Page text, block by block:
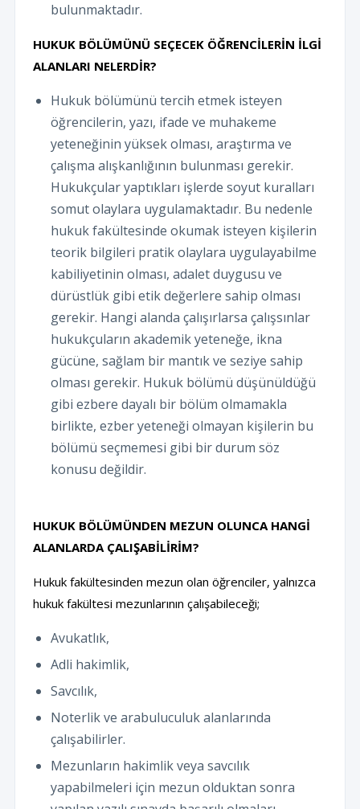
bulunmaktadır.
HUKUK BÖLÜMÜNÜ SEÇECEK ÖĞRENCİLERİN İLGİ
ALANLARI NELERDİR?
Hukuk bölümünü tercih etmek isteyen
öğrencilerin, yazı, ifade ve muhakeme
yeteneğinin yüksek olması, araştırma ve
çalışma alışkanlığının bulunması gerekir.
Hukukçular yaptıkları işlerde soyut kuralları
somut olaylara uygulamaktadır. Bu nedenle
hukuk fakültesinde okumak isteyen kişilerin
teorik bilgileri pratik olaylara uygulayabilme
kabiliyetinin olması, adalet duygusu ve
dürüstlük gibi etik değerlere sahip olması
gerekir. Hangi alanda çalışırlarsa çalışsınlar
hukukçuların akademik yeteneğe, ikna
gücüne, sağlam bir mantık ve seziye sahip
olması gerekir. Hukuk bölümü düşünüldüğü
gibi ezbere dayalı bir bölüm olmamakla
birlikte, ezber yeteneği olmayan kişilerin bu
bölümü seçmemesi gibi bir durum söz
konusu değildir.
HUKUK BÖLÜMÜNDEN MEZUN OLUNCA HANGİ
ALANLARDA ÇALIŞABİLİRİM?
Hukuk fakültesinden mezun olan öğrenciler, yalnızca
hukuk fakültesi mezunlarının çalışabileceği;
Avukatlık,
Adli hakimlik,
Savcılık,
Noterlik ve arabuluculuk alanlarında
çalışabilirler.
Mezunların hakimlik veya savcılık
yapabilmeleri için mezun olduktan sonra